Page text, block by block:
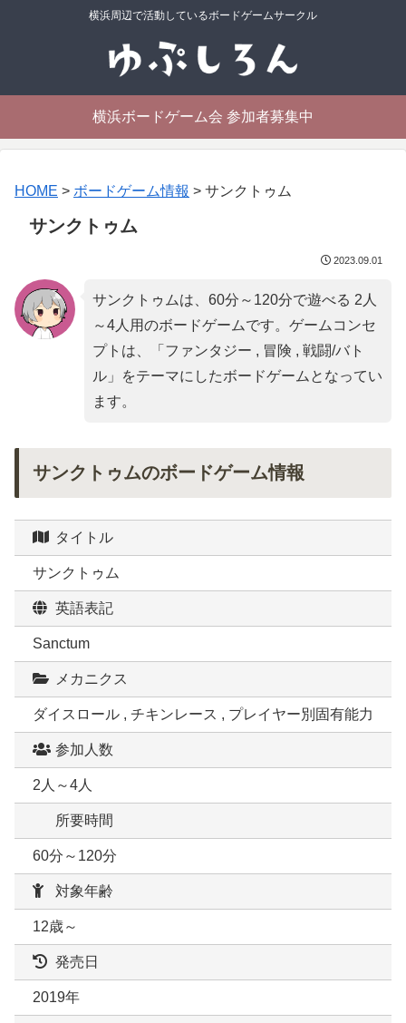
横浜周辺で活動しているボードゲームサークル
横浜ボードゲーム会 参加者募集中
HOME > ボードゲーム情報 > サンクトゥム
サンクトゥム
2023.09.01
サンクトゥムは、60分～120分で遊べる 2人
～4人用のボードゲームです。ゲームコンセ
プトは、「 ファンタジー , 冒険 , 戦闘/バト
ル」をテーマにしたボードゲームとなってい
ます。
サンクトゥムのボードゲーム情報
タイトル
サンクトゥム
英語表記
Sanctum
メカニクス
ダイスロール , チキンレース , プレイヤー別固有能力
参加人数
2人～4人
所要時間
60分～120分
対象年齢
12歳～
発売日
2019年